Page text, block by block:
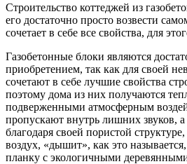
Строительство коттеджей из
его достаточно просто возвести
сочетает в себе все свойства, для
Газобетонные блоки являются
приобретением, так как для своей
сочетают в себе лучшие свойства
поэтому дома из них получаются
подверженными атмосферным
пропускают внутрь лишних звуков,
благодаря своей пористой
воздух, «дышит», как это
планку с экологичными